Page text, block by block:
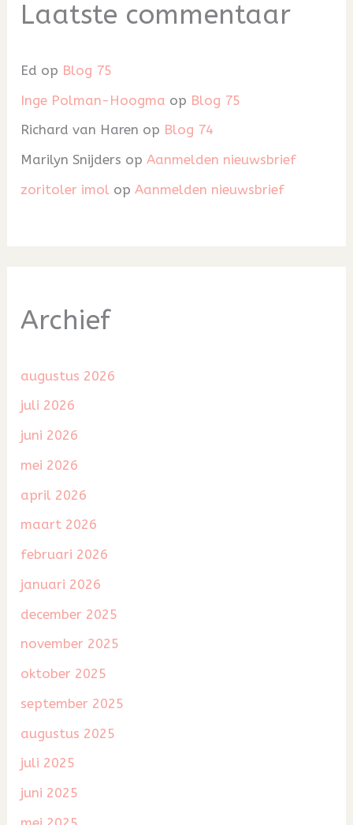
Laatste commentaar
Ed op Blog 75
Inge Polman-Hoogma op Blog 75
Richard van Haren op Blog 74
Marilyn Snijders opAanmelden nieuwsbrief
zoritoler imol opAanmelden nieuwsbrief
Archief
augustus 2026
juli 2026
juni 2026
mei 2026
april 2026
maart 2026
februari 2026
januari 2026
december 2025
november 2025
oktober 2025
september 2025
augustus 2025
juli 2025
juni 2025